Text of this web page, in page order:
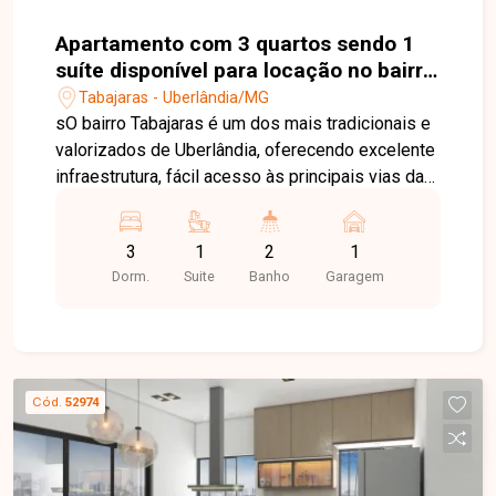
Apartamento com 3 quartos sendo 1
suíte disponível para locação no bairro
Tabajaras em Uberlândia-MG
Tabajaras - Uberlândia/MG
sO bairro Tabajaras é um dos mais tradicionais e
valorizados de Uberlândia, oferecendo excelente
infraestrutura, fácil acesso às principais vias da
escolas, farmácias, restaurantes e diversos
serviços. Uma localização privilegiada para quem
busca conforto, praticidade e qualidade de vida.
área de serviço, interfone e 1 vaga de garagem. O
imóvel possui ambientes amplos e bem
distribuídos, proporcionando conforto e
funcionalidade para o dia a dia. A taxa de
3
Dorm.
1
Suite
2
Banho
1
Garagem
Cód. 52974